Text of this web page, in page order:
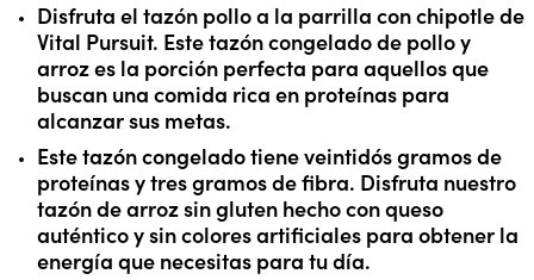
Disfruta el tazón pollo a la parrilla con chipotle de
Vital Pursuit. Este tazón congelado de pollo y
arroz es la porción perfecta para aquellos que
buscan una comida rica en proteínas para
alcanzar sus metas.
Este tazón congelado tiene veintidós gramos de
proteínas y tres gramos de fibra. Disfruta nuestro
tazón de arroz sin gluten hecho con queso
auténtico y sin colores artificiales para obtener la
energía que necesitas para tu día.